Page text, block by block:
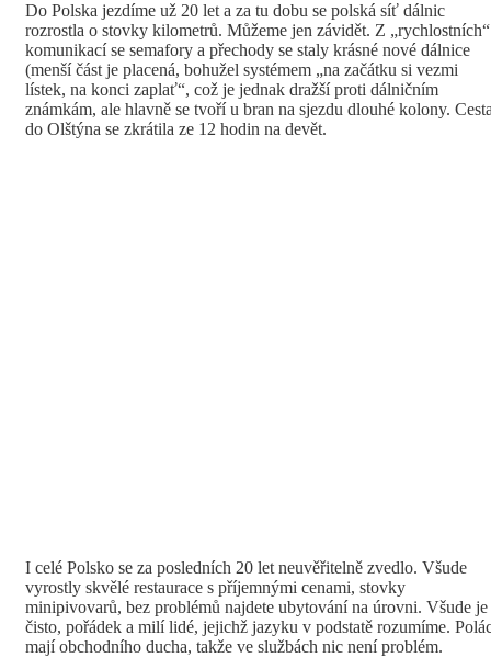
Do Polska jezdíme už 20 let a za tu dobu se polská síť dálnic
rozrostla o stovky kilometrů. Můžeme jen závidět. Z „rychlostních“
komunikací se semafory a přechody se staly krásné nové dálnice
(menší část je placená, bohužel systémem „na začátku si vezmi
lístek, na konci zaplať“, což je jednak dražší proti dálničním
známkám, ale hlavně se tvoří u bran na sjezdu dlouhé kolony.
do Olštýna se zkrátila ze 12 hodin na devět.
I celé Polsko se za posledních 20 let neuvěřitelně zvedlo. Všude
vyrostly skvělé restaurace s příjemnými cenami, stovky
minipivovarů, bez problémů najdete ubytování na úrovni. Všude je
čisto, pořádek a milí lidé, jejichž jazyku v podstatě rozumíme.
mají obchodního ducha, takže ve službách nic není problém.